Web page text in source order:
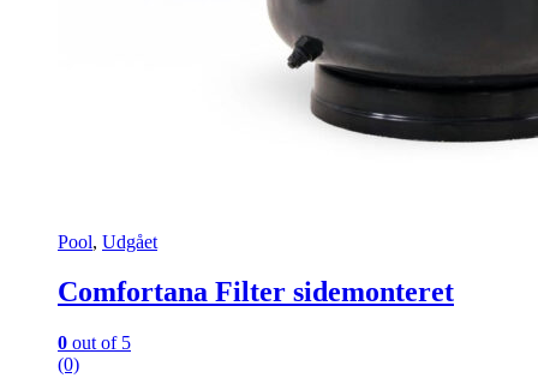
Pool, Udgået
Comfortana Filter sidemonteret
0 out of 5
(0)